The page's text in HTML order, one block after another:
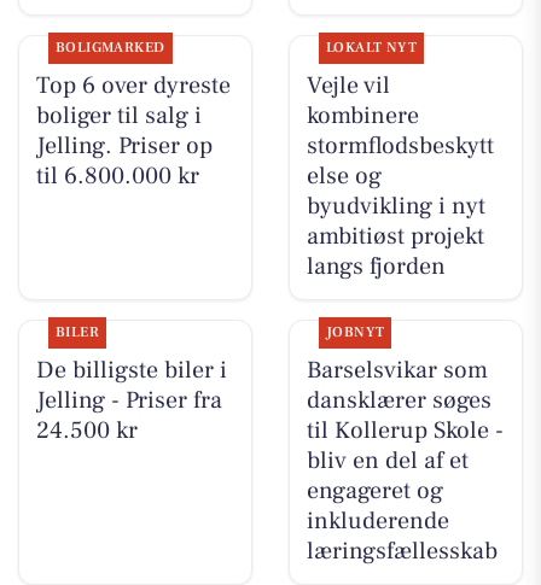
BOLIGMARKED
Top 6 over dyreste
boliger til salg i
Jelling. Priser op
til 6.800.000 kr
LOKALT NYT
Vejle vil
kombinere
stormflodsbeskytt
else og
byudvikling i nyt
ambitiøst projekt
langs fjorden
BILER
De billigste biler i
Jelling - Priser fra
24.500 kr
JOBNYT
Barselsvikar som
dansklærer søges
til Kollerup Skole -
bliv en del af et
engageret og
inkluderende
læringsfællesskab